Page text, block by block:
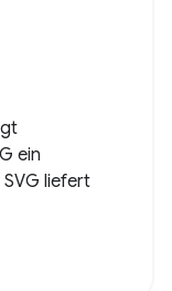
ein
liefert